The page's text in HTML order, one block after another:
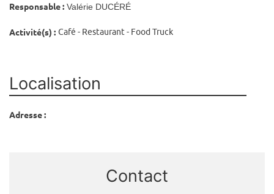
Responsable : Valérie DUCÉRÉ
Activité(s) : Café - Restaurant - Food Truck
Localisation
Adresse :
Contact